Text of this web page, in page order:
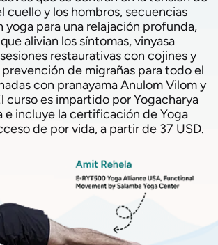
cuello y los hombros, secuencias
yoga para una relajación profunda,
alivian los síntomas, vinyasa
restaurativas con cojines y
de migrañas para todo el
con pranayama Anulom Vilom y
curso es impartido por Yogacharya
e incluye la certificación de Yoga
de por vida, a partir de 37 USD.